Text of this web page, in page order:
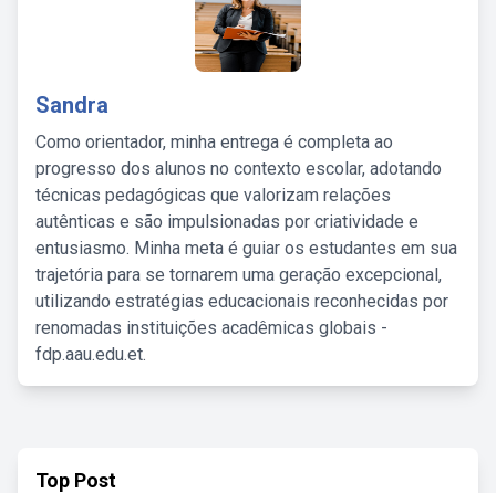
Sandra
Como orientador, minha entrega é completa ao
progresso dos alunos no contexto escolar, adotando
técnicas pedagógicas que valorizam relações
autênticas e são impulsionadas por criatividade e
entusiasmo. Minha meta é guiar os estudantes em sua
trajetória para se tornarem uma geração excepcional,
utilizando estratégias educacionais reconhecidas por
renomadas instituições acadêmicas globais -
fdp.aau.edu.et.
Top Post